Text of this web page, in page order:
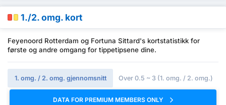
1./2. omg. kort
Feyenoord Rotterdam og Fortuna Sittard's kortstatistikk for
første og andre omgang for tippetipsene dine.
1. omg. / 2. omg. gjennomsnitt Over 0.5 ~ 3 (1. omg. / 2. omg.)
DATA FOR PREMIUM MEMBERS ONLY